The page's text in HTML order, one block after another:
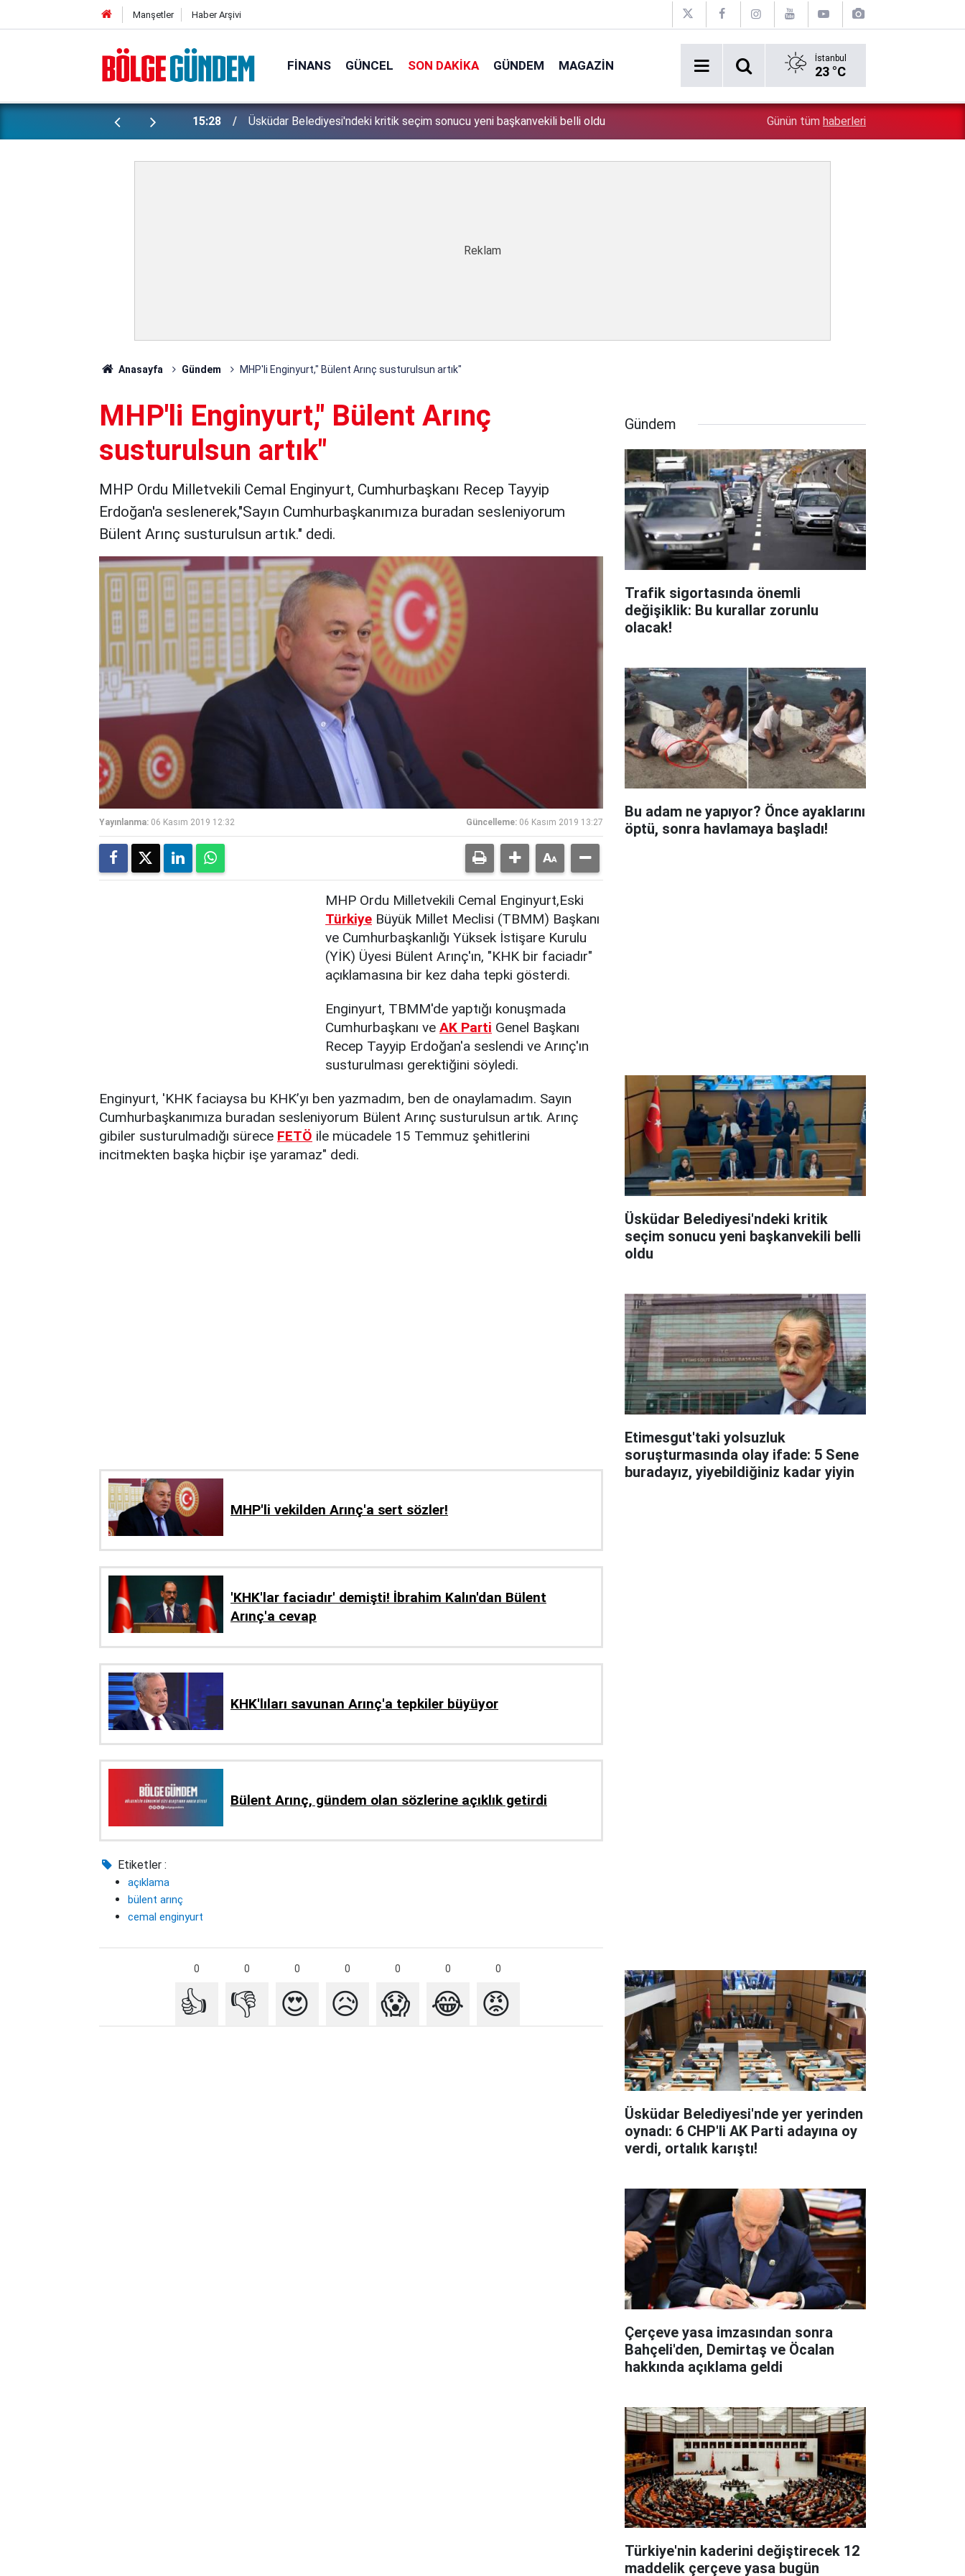
Manşetler Haber Arşivi
FINANS GÜNCEL SON DAKIKA GÜNDEM MAGAZIN İstanbul
23 °C
yeni başkanvekili belli oldu 13:33
Etimesgut'taki yolsuzluk soruşturmasında olay ifade: 5 Sene buradayız,
yiyebildiğiniz kadar yiyin
Üsküdar Belediyesi'nde yer yerinden oynadı: 6 CHP'li
verdi, ortalık karıştı!
Günün tüm haberleri
Anasayfa Gündem MHP'li Enginyurt," Bülent Arınç susturulsun artık"
MHP'li Enginyurt," Bülent Arınç
susturulsun artık"
MHP Ordu Milletvekili Cemal Enginyurt, Cumhurbaşkanı Recep Tayyip
Erdoğan'a seslenerek,"Sayın Cumhurbaşkanımıza buradan sesleniyorum
Bülent Arınç susturulsun artık." dedi.
Yayınlanma: 06 Kasım 2019 12:32 Güncelleme: 06 Kasım 2019 13:27
MHP Ordu Milletvekili Cemal Enginyurt,Eski
Türkiye Büyük Millet Meclisi (TBMM) Başkanı
ve Cumhurbaşkanlığı Yüksek İstişare Kurulu
(YİK) Üyesi Bülent Arınç'ın, "KHK bir faciadır"
açıklamasına bir kez daha tepki gösterdi.
Enginyurt, TBMM'de yaptığı konuşmada
Cumhurbaşkanı ve AK Parti Genel Başkanı
Recep Tayyip Erdoğan'a seslendi ve Arınç'ın
susturulması gerektiğini söyledi.
Enginyurt, 'KHK faciaysa bu KHK’yı ben yazmadım, ben de onaylamadım. Sayın
Cumhurbaşkanımıza buradan sesleniyorum Bülent Arınç susturulsun artık. Arınç
gibiler susturulmadığı sürece FETÖ ile mücadele 15 Temmuz şehitlerini
incitmekten başka hiçbir işe yaramaz" dedi.
MHP'li vekilden Arınç'a sert sözler!
'KHK'lar faciadır' demişti! İbrahim Kalın'dan Bülent
Arınç'a cevap
KHK'lıları savunan Arınç'a tepkiler büyüyor
Bülent Arınç, gündem olan sözlerine açıklık getirdi
Etiketler :
açıklama
bülent arınç
cemal enginyurt
0 0 0 0 0 0 0
👍 👎 😍 😥 😱 😂 😡
Gündem
Trafik sigortasında önemli
değişiklik: Bu kurallar zorunlu
olacak!
Bu adam ne yapıyor? Önce ayaklarını
öptü, sonra havlamaya başladı!
Üsküdar Belediyesi'ndeki kritik
seçim sonucu yeni başkanvekili belli
oldu
Etimesgut'taki yolsuzluk
soruşturmasında olay ifade: 5 Sene
buradayız, yiyebildiğiniz kadar yiyin
Üsküdar Belediyesi'nde yer yerinden
oynadı: 6 CHP'li AK Parti adayına oy
verdi, ortalık karıştı!
Çerçeve yasa imzasından sonra
Bahçeli'den, Demirtaş ve Öcalan
hakkında açıklama geldi
Türkiye'nin kaderini değiştirecek 12
maddelik çerçeve yasa bugün